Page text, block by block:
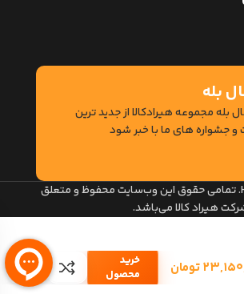
بله
بله مجموعه هیرادکالا از جدید ترین
جشواره های ما با خبر شود
© 2016–2026 Hiradkala. تمامی حقوق این وب‌سایت محفوظ و متعلق
هیراد کالا می‌باشد.
تومان
خرید
محصول